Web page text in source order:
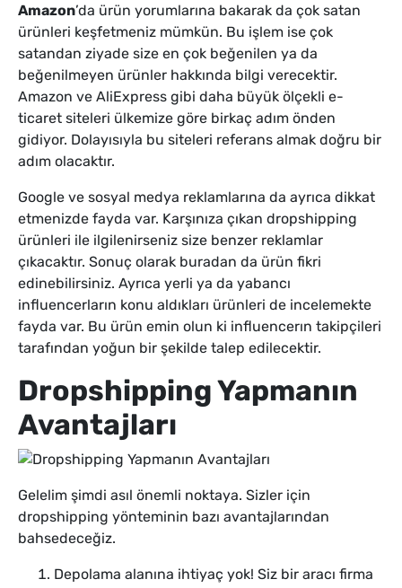
Amazon’da ürün yorumlarına bakarak da çok satan
ürünleri keşfetmeniz mümkün. Bu işlem ise çok
satandan ziyade size en çok beğenilen ya da
beğenilmeyen ürünler hakkında bilgi verecektir.
Amazon ve AliExpress gibi daha büyük ölçekli e-
ticaret siteleri ülkemize göre birkaç adım önden
gidiyor. Dolayısıyla bu siteleri referans almak doğru bir
adım olacaktır.
Google ve sosyal medya reklamlarına da ayrıca dikkat
etmenizde fayda var. Karşınıza çıkan dropshipping
ürünleri ile ilgilenirseniz size benzer reklamlar
çıkacaktır. Sonuç olarak buradan da ürün fikri
edinebilirsiniz. Ayrıca yerli ya da yabancı
influencerların konu aldıkları ürünleri de incelemekte
fayda var. Bu ürün emin olun ki influencerın takipçileri
tarafından yoğun bir şekilde talep edilecektir.
Dropshipping Yapmanın
Avantajları
Gelelim şimdi asıl önemli noktaya. Sizler için
dropshipping yönteminin bazı avantajlarından
bahsedeceğiz.
Depolama alanına ihtiyaç yok! Siz bir aracı firma